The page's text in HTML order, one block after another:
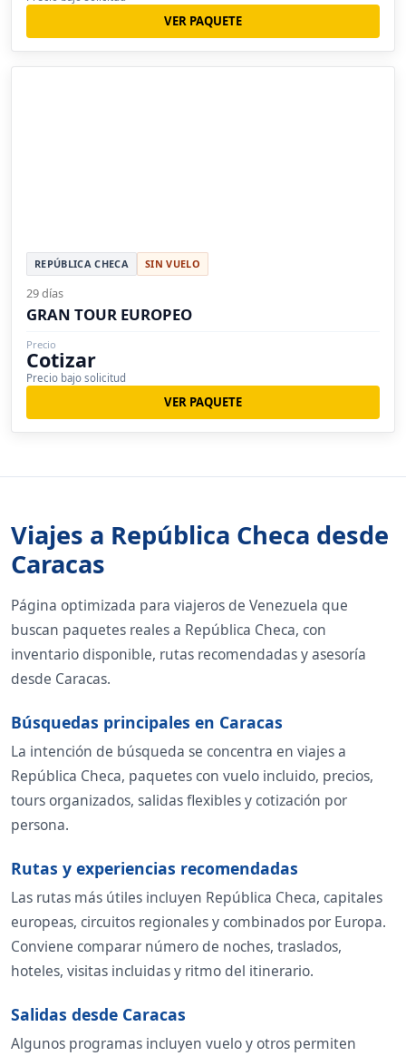
VER PAQUETE
REPÚBLICA CHECA SIN VUELO
29 días
GRAN TOUR EUROPEO
Precio
Cotizar
Precio bajo solicitud
VER PAQUETE
Viajes a República Checa desde
Caracas
Página optimizada para viajeros de Venezuela que
buscan paquetes reales a República Checa, con
inventario disponible, rutas recomendadas y asesoría
desde Caracas.
Búsquedas principales en Caracas
La intención de búsqueda se concentra en viajes a
República Checa, paquetes con vuelo incluido, precios,
tours organizados, salidas flexibles y cotización por
persona.
Rutas y experiencias recomendadas
Las rutas más útiles incluyen República Checa, capitales
europeas, circuitos regionales y combinados por Europa.
Conviene comparar número de noches, traslados,
hoteles, visitas incluidas y ritmo del itinerario.
Salidas desde Caracas
Algunos programas incluyen vuelo y otros permiten